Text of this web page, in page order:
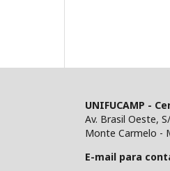
UNIFUCAMP -
Av. Brasil Oeste,
Monte Carmelo -
E-mail para